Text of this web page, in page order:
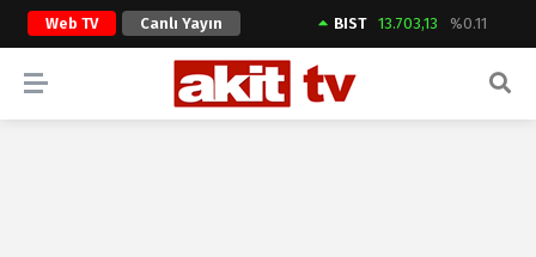
Web TV Canlı Yayın BIST 13.703,13 %0.11
ARAMA YAP